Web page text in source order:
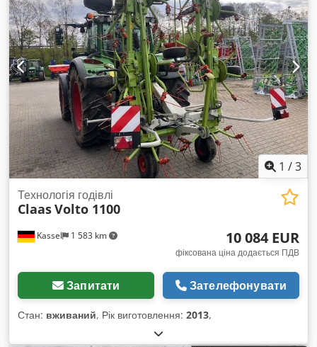
1 /3
Kassel 1 583 km
Технологія годівлі
ClaasVolto 1100
10 084 EUR
фіксована ціна додається ПДВ
Запитати Зателефонувати
Стан: вживаний, Рік виготовлення: 2013,